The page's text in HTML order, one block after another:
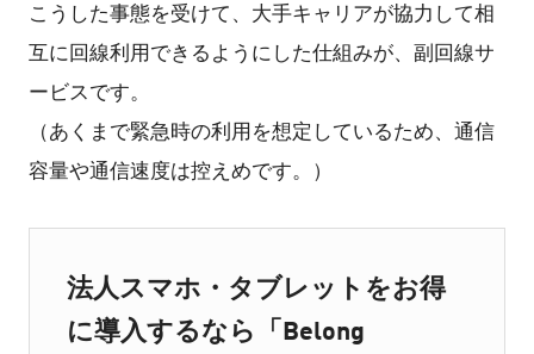
こうした事態を受けて、大手キャリアが協力して相
互に回線利用できるようにした仕組みが、副回線サ
ービスです。
（あくまで緊急時の利用を想定しているため、通信
容量や通信速度は控えめです。）
法人スマホ・タブレットをお得
に導入するなら「Belong